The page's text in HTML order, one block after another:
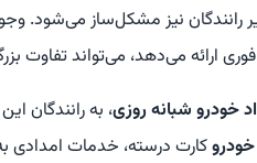
رانندگان نیز مشکل‌ساز
ارائه می‌دهد، می‌تواند تفاوت
خودرو شبانه روزی، به رانندگان
کارت درسته، خدمات امدادی